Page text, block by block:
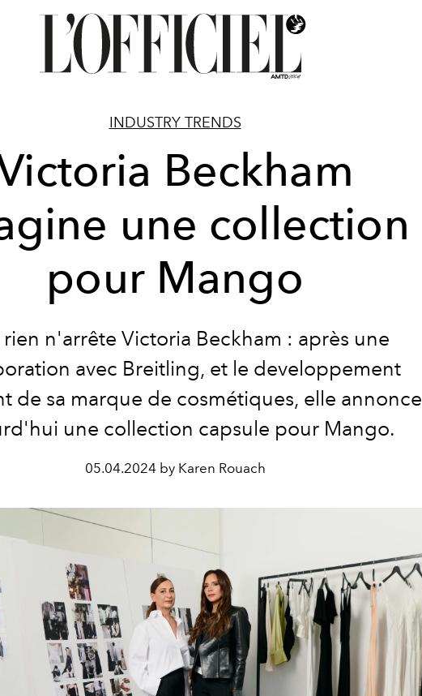
INDUSTRY TRENDS
Beckham
une collection
pour Mango
rien n'arrête Victoria Beckham : après une
avec Breitling, et le developpement
de sa marque de cosmétiques, elle annonce
une collection capsule pour Mango.
05.04.2024 by Karen Rouach